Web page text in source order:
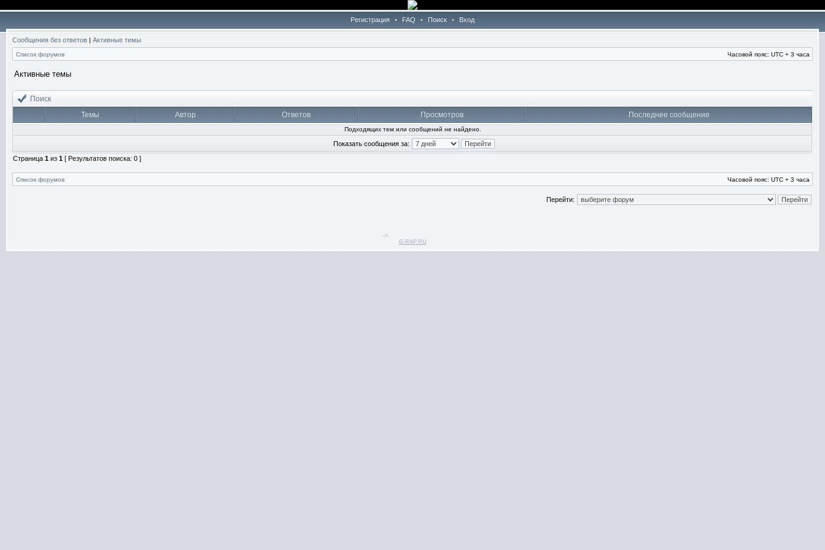
Регистрация • FAQ • Поиск • Вход
Сообщения без ответов | Активные темы
Список форумов Часовой пояс: UTC + 3 часа
Активные темы
Поиск
Темы
Автор Ответов Просмотров Последнее сообщение
Подходящих тем или сообщений не найдено.
Показать сообщения за:
Страница 1 из 1 [ Результатов поиска: 0 ]
Список форумов Часовой пояс: UTC + 3 часа
Перейти:
-->
G-RAP.RU